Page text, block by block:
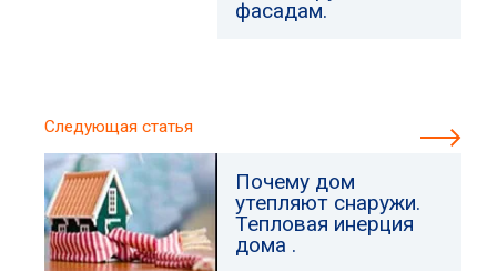
фасадам.
Следующая статья
Почему дом
утепляют снаружи.
Тепловая инерция
дома .